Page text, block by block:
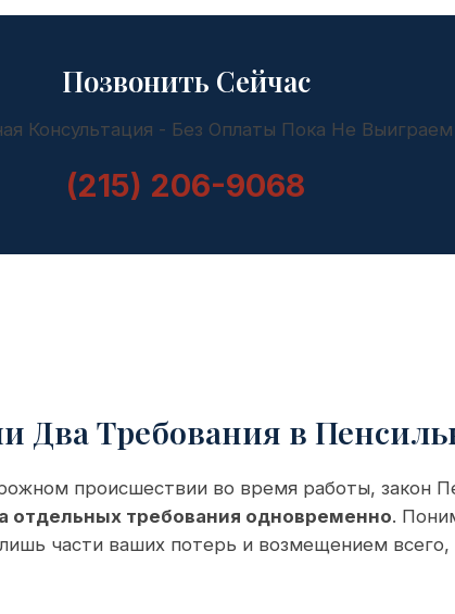
Позвонить Сейчас
Консультация - Без Оплаты Пока Не Выиграем
(215) 206-9068
Два Требования в
происшествии во время работы, закон
отдельных требования одновременно.
части ваших потерь и возмещением всего,